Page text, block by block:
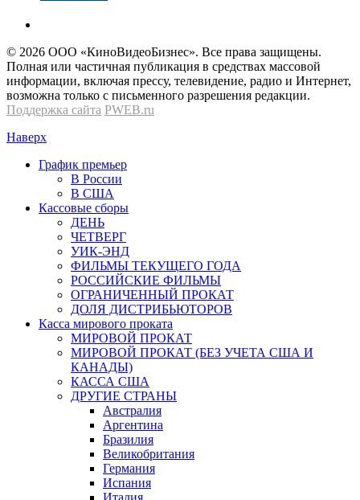
© 2026 OOО «КиноВидеоБизнес». Все права защищены.
Полная или частичная публикация в средствах массовой
информации, включая прессу, телевидение, радио и Интернет,
возможна только с письменного разрешения редакции.
Поддержка сайта PWEB.ru
Наверх
График премьер
В России
В США
Кассовые сборы
ДЕНЬ
ЧЕТВЕРГ
УИК-ЭНД
ФИЛЬМЫ ТЕКУЩЕГО ГОДА
РОССИЙСКИЕ ФИЛЬМЫ
ОГРАНИЧЕННЫЙ ПРОКАТ
ДОЛЯ ДИСТРИБЬЮТОРОВ
Касса мирового проката
МИРОВОЙ ПРОКАТ
МИРОВОЙ ПРОКАТ (БЕЗ УЧЕТА США И
КАНАДЫ)
КАССА США
ДРУГИЕ СТРАНЫ
Австралия
Аргентина
Бразилия
Великобритания
Германия
Испания
Италия